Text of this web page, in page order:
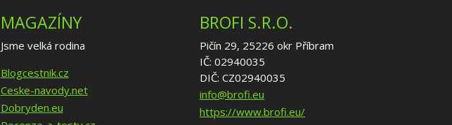
MAGAZÍNY
Jsme velká rodina
Blogcestnik.cz
Ceske-navody.net
Dobryden.eu
BROFI S.R.O.
Pičín 29, 25226 okr Příbram
IČ: 02940035
DIČ: CZ02940035
info@brofi.eu
https://www.brofi.eu/